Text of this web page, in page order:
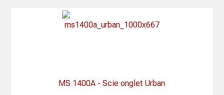
MS 1400A - Scie onglet Urban